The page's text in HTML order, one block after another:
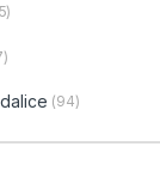
(94)